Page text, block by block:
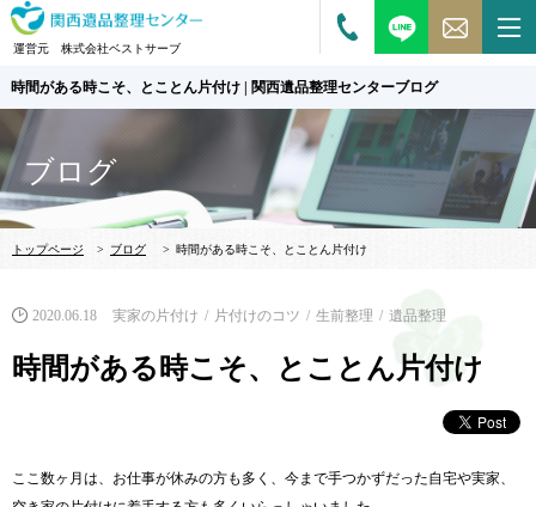
運営元 株式会社ベストサーブ
時間がある時こそ、とことん片付け | 関西遺品整理センターブログ
ブログ
トップページ > ブログ > 時間がある時こそ、とことん片付け
2020.06.18 実家の片付け 片付けのコツ 生前整理 遺品整理
時間がある時こそ、とことん片付け
ここ数ヶ月は、お仕事が休みの方も多く、今まで手つかずだった自宅や実家、